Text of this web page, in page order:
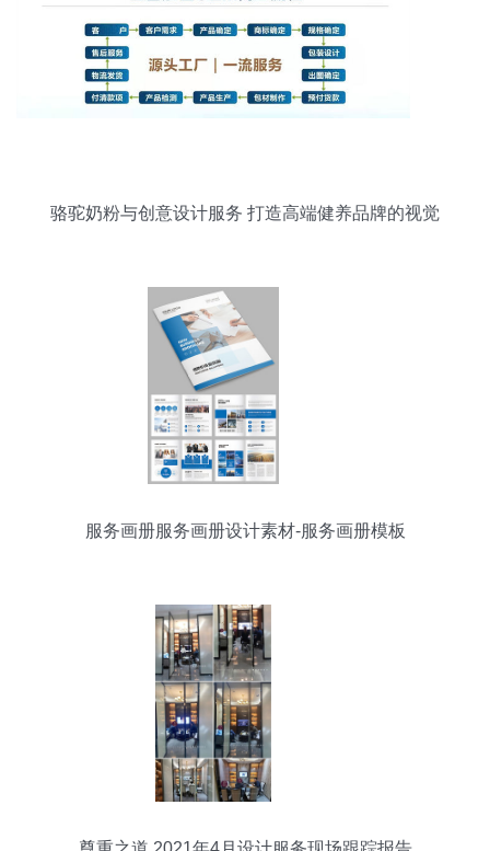
骆驼奶粉与创意设计服务 打造高端健养品牌的视觉
服务画册服务画册设计素材-服务画册模板